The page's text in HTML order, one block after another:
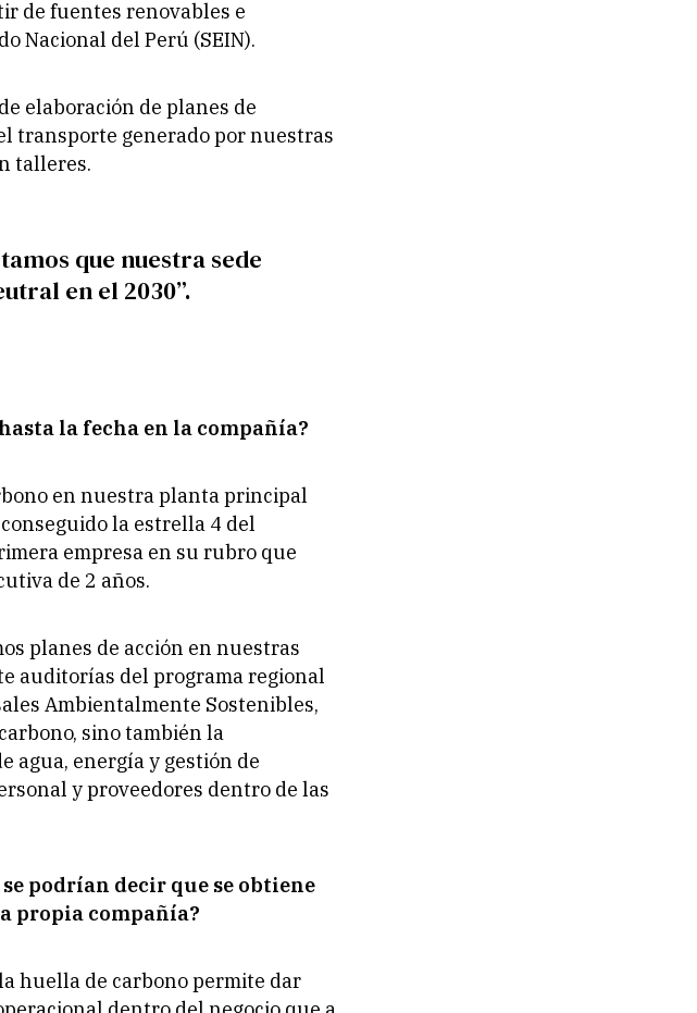
de fuentes renovables e
Nacional del Perú (SEIN).
elaboración de planes de
transporte generado por nuestras
talleres.
que nuestra sede
en el 2030”.
la fecha en la compañía?
en nuestra planta principal
la estrella 4 del
empresa en su rubro que
de 2 años.
planes de acción en nuestras
auditorías del programa regional
Ambientalmente Sostenibles,
sino también la
agua, energía y gestión de
y proveedores dentro de las
podrían decir que se obtiene
propia compañía?
huella de carbono permite dar